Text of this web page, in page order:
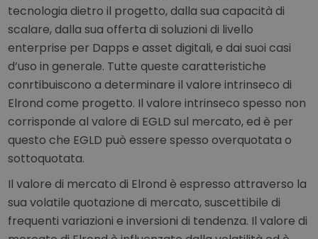
tecnologia dietro il progetto, dalla sua capacità di
scalare, dalla sua offerta di soluzioni di livello
enterprise per Dapps e asset digitali, e dai suoi casi
d’uso in generale. Tutte queste caratteristiche
conrtibuiscono a determinare il valore intrinseco di
Elrond come progetto. Il valore intrinseco spesso non
corrisponde al valore di EGLD sul mercato, ed è per
questo che EGLD può essere spesso overquotata o
sottoquotata.
Il valore di mercato di Elrond è espresso attraverso la
sua volatile quotazione di mercato, suscettibile di
frequenti variazioni e inversioni di tendenza. Il valore di